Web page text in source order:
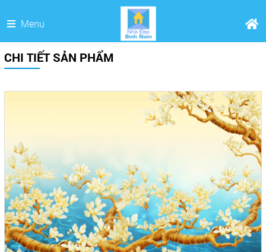
Menu
CHI TIẾT SẢN PHẨM